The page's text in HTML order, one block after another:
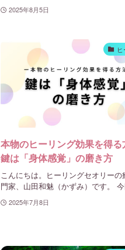
2025年8月5日
本物のヒーリング効果を得る
鍵は「身体感覚」の磨き方
こんにちは。ヒーリングセオリーの
門家、山田和魅（かずみ）です。
2025年7月8日